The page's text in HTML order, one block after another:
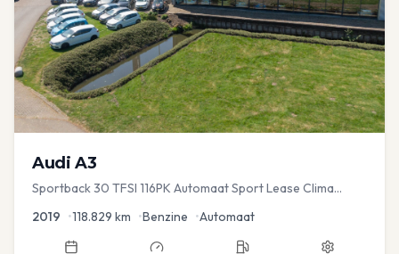
Audi A3
Sportback 30 TFSI 116PK Automaat Sport Lease Clima
2019 •118.829 km •Benzine •Automaat